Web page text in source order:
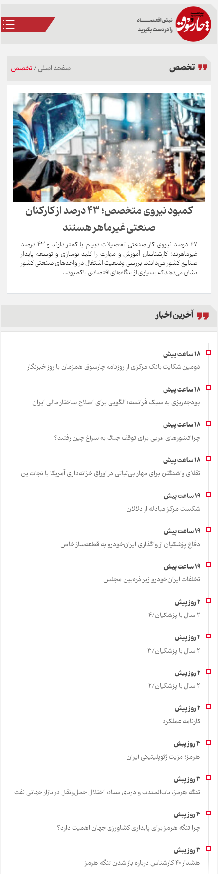
تخصص صفحه اصلی/تخصص
کمبود نیروی متخصص؛ ۴۳ درصد از کارکنان
صنعتی غیرماهر هستند
۶۷ درصد نیروی کار صنعتی تحصیلات دیپلم یا کمتر دارند و ۴۳ درصد
غیرماهرند؛ کارشناسان آموزش و مهارت را کلید نوسازی و توسعه پایدار
صنایع کشور می‌دانند. بررسی وضعیت اشتغال در واحدهای صنعتی کشور
نشان می‌دهد که بسیاری از بنگاه‌های اقتصادی با کمبود...
آخرین اخبار
دومین شکایت بانک مرکزی از روزنامه چارسوق همزمان با روز خبرنگار
بودجه‌ریزی به سبک فرانسه؛ الگویی برای اصلاح ساختار مالی ایران
چرا کشورهای عربی برای توقف جنگ به سراغ چین رفتند؟
تقلای واشنگتن برای مهار بی‌ثباتی در اوراق خزانه‌داری آمریکا با نجات ین
شکست مرکز مبادله از دلالان
دفاع پزشکیان از واگذاری ایران‌خودرو به قطعه‌ساز خاص
تخلفات ایران‌خودرو زیر ذره‌بین مجلس
2 سال با پزشکیان/4
2 سال با پزشکیان/3
2 سال با پزشکیان/2
کارنامه عملکرد
هرمز؛ مزیت ژئوپلیتیکی ایران
تنگه هرمز، باب‌المندب و دریای سیاه؛ اختلال حمل‌ونقل در بازار جهانی نفت
چرا تنگه هرمز برای پایداری کشاورزی جهان اهمیت دارد؟
هشدار 40 کارشناس درباره باز شدن تنگه هرمز